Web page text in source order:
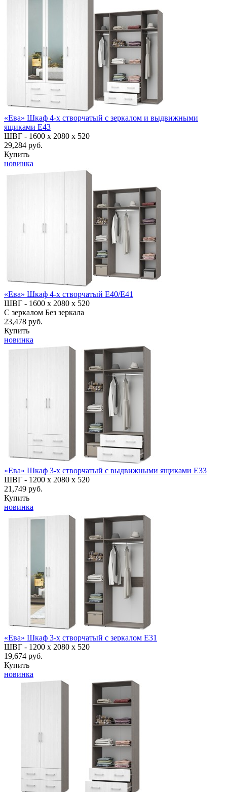
«Ева» Шкаф 4-х створчатый с зеркалом и выдвижными
ящиками Е43
ШВГ - 1600 х 2080 х 520
29,284 руб.
Купить
новинка
«Ева» Шкаф 4-х створчатый Е40/Е41
ШВГ - 1600 х 2080 х 520
С зеркалом Без зеркала
23,478 руб.
Купить
новинка
«Ева» Шкаф 3-х створчатый с выдвижными ящиками Е33
ШВГ - 1200 х 2080 х 520
21,749 руб.
Купить
новинка
«Ева» Шкаф 3-х створчатый с зеркалом Е31
ШВГ - 1200 х 2080 х 520
19,674 руб.
Купить
новинка